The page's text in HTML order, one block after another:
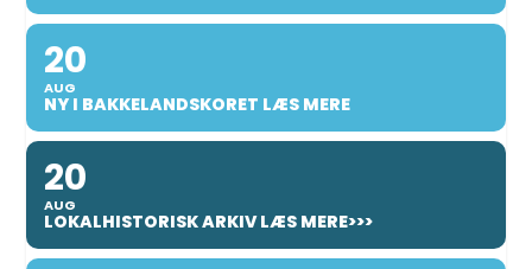
20
AUG
NY I BAKKELANDSKORET LÆS MERE
20
AUG
LOKALHISTORISK ARKIV LÆS MERE>>>